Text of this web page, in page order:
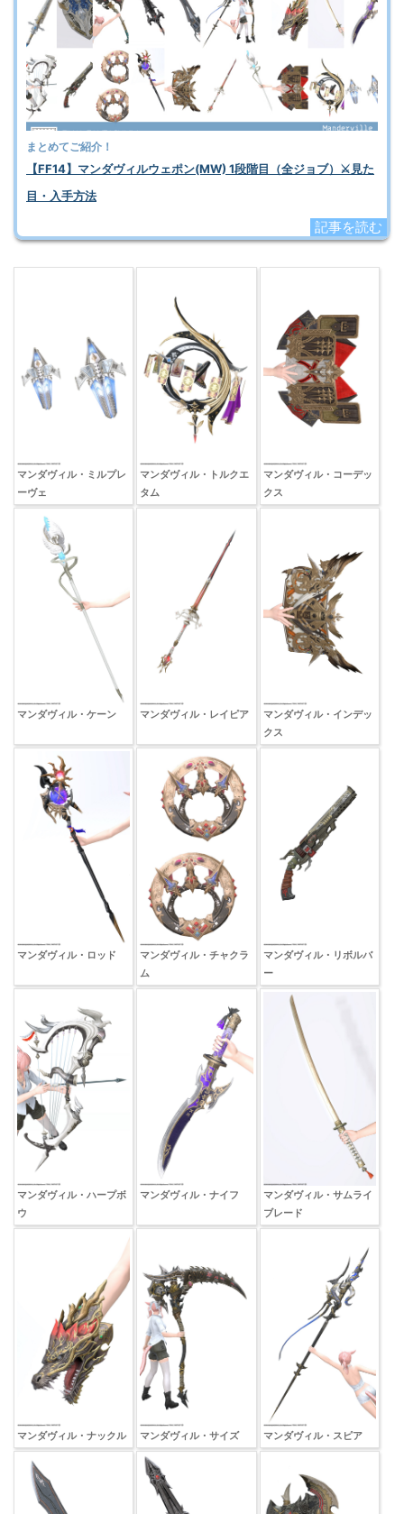
まとめてご紹介！
【FF14】マンダヴィルウェポン(MW) 1段階目（全ジョブ）⚔️見た
目・入手方法
記事を読む
マンダヴィル・ミルプレ
ーヴェ
マンダヴィル・トルクエ
タム
マンダヴィル・コーデッ
クス
マンダヴィル・ケーン マンダヴィル・レイピア
マンダヴィル・インデッ
クス
マンダヴィル・ロッド
マンダヴィル・チャクラ
ム
マンダヴィル・リボルバ
ー
マンダヴィル・ハープボ
ウ
マンダヴィル・ナイフ
マンダヴィル・サムライ
ブレード
マンダヴィル・ナックル マンダヴィル・サイズ マンダヴィル・スピア